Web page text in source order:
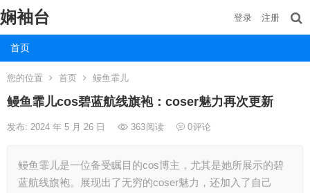
娴袖台
首页
登录 注册
您的位置 首页 鳗鱼霏儿
鳗鱼霏儿cos碧蓝航线旗袍：coser魅力再次更新
发布: 2024 年 5 月 26 日 363阅读 0评论
鳗鱼霏儿是一位备受瞩目的cos博主，尤其是她所展示的碧
蓝航线旗袍。展现出了无穷的coser魅力，还加入了自己